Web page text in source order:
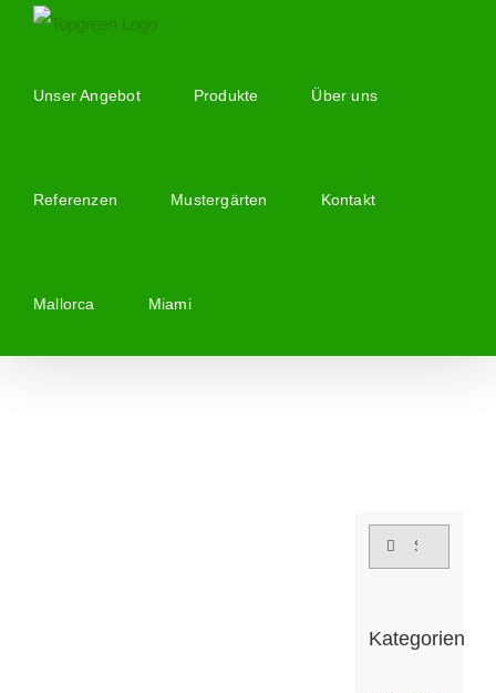
springenUnser Angebot Produkte Über uns
Referenzen Mustergärten Kontakt
Mallorca Miami
Suche
Kategorien